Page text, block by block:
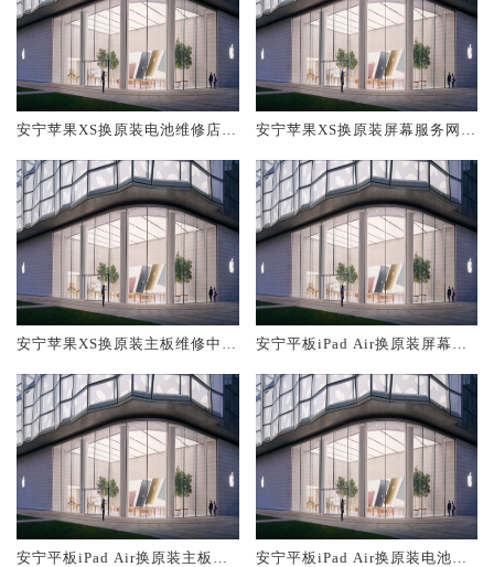
安宁苹果XS换原装电池维修店大
安宁苹果XS换原装屏幕服务网点
安宁苹果XS换原装主板维修中心
安宁平板iPad Air换原装屏幕服
安宁平板iPad Air换原装主板维
安宁平板iPad Air换原装电池维